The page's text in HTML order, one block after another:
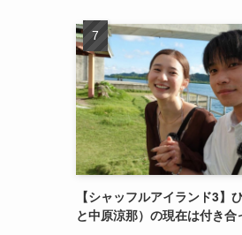
【シャッフルアイランド3】
と中原涼那）の現在は付き合